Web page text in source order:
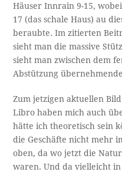
Häuser Innrain 9-15,
17 (das schale Haus) au
beraubte. Im zitierten
sieht man die massive
sieht man zwischen dem
Abstützung
Zum jetzigen aktuellen
Libro haben mich auch
hätte ich theoretisch sein
die Geschäfte nicht mehr
oben, da wo jetzt die
waren. Und da vielleicht